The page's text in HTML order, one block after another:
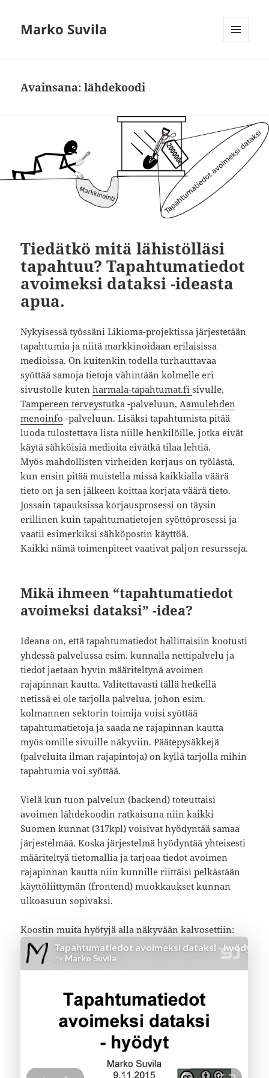
Marko Suvila
Avainsana:lähdekoodi
Tiedätkö mitä lähistölläsi
tapahtuu? Tapahtumatiedot
avoimeksi dataksi -ideasta
apua.
Nykyisessä työssäni Likioma-projektissa järjestetään
tapahtumia ja niitä markkinoidaan erilaisissa
medioissa. On kuitenkin todella turhauttavaa
syöttää samoja tietoja vähintään kolmelle eri
sivustolle kutenharmala-tapahtumat.fisivulle,
Tampereen terveystutka -palveluun, Aamulehden
menoinfo -palveluun. Lisäksi tapahtumista pitää
luoda tulostettava lista niille henkilöille, jotka eivät
käytä sähköisiä medioita eivätkä tilaa lehtiä.
Myös mahdollisten virheiden korjaus on työlästä,
kun ensin pitää muistella missä kaikkialla väärä
tieto on ja sen jälkeen koittaa korjata väärä tieto.
Jossain tapauksissa korjausprosessi on täysin
erillinen kuin tapahtumatietojen syöttöprosessi ja
vaatii esimerkiksi sähköpostin käyttöä.
Kaikki nämä toimenpiteet vaativat paljon resursseja.
Mikä ihmeen “tapahtumatiedot
avoimeksi dataksi” -idea?
Ideana on, että tapahtumatiedot hallittaisiin kootusti
yhdessä palvelussa esim. kunnalla nettipalvelu ja
tiedot jaetaan hyvin määriteltynä avoimen
rajapinnan kautta. Valitettavasti tällä hetkellä
netissä ei ole tarjolla palvelua, johon esim.
kolmannen sektorin toimija voisi syöttää
tapahtumatietoja ja saada ne rajapinnan kautta
myös omille sivuille näkyviin. Päätepysäkkejä
(palveluita ilman rajapintoja) on kyllä tarjolla mihin
tapahtumia voi syöttää.
Vielä kun tuon palvelun (backend) toteuttaisi
avoimen lähdekoodin ratkaisuna niin kaikki
Suomen kunnat (317kpl) voisivat hyödyntää samaa
järjestelmää. Koska järjestelmä hyödyntää yhteisesti
määriteltyä tietomallia ja tarjoaa tiedot avoimen
rajapinnan kautta niin kunnille riittäisi pelkästään
käyttöliittymän (frontend) muokkaukset kunnan
ulkoasuun sopivaksi.
Koostin muita hyötyjä alla näkyvään kalvosettiin: